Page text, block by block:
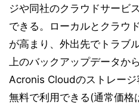
ジや同社のクラウドサービ
できる。ローカルとクラウ
が高まり、外出先でトラブ
上のバックアップデータか
Acronis Cloudのストレー
無料で利用できる(通常価